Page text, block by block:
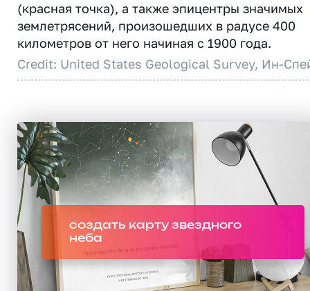
(красная точка), а также эпицентры значимых
землетрясений, произошедших в радусе 400
километров от него начиная с 1900 года.
Credit: United States Geological Survey, Ин-
создать карту звездного
неба